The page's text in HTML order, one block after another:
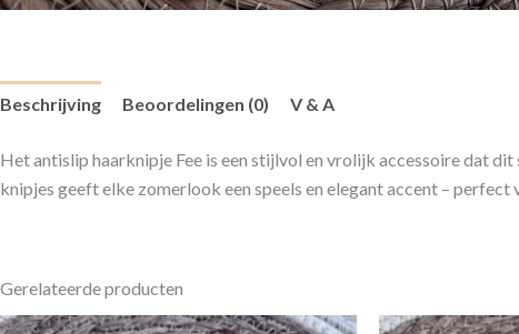
Beschrijving Beoordelingen (0) V & A
Het antislip haarknipje Fee is een stijlvol en vrolijk accessoire dat
knipjes geeft elke zomerlook een speels en elegant accent –
Gerelateerde producten